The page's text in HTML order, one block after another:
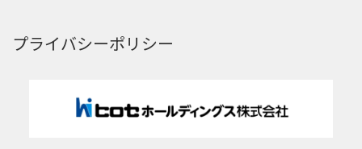
プライバシーポリシー